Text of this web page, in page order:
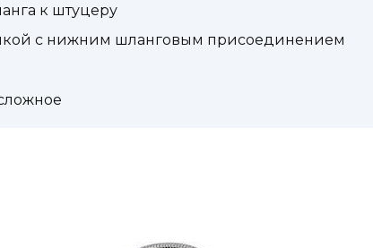
к штуцеру
с нижним шланговым присоединением